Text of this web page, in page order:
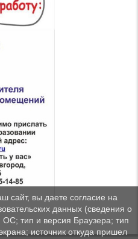
сайт, вы даете согласие на
данных (сведения о
тип и версия Браузера; тип
источник откуда пришел